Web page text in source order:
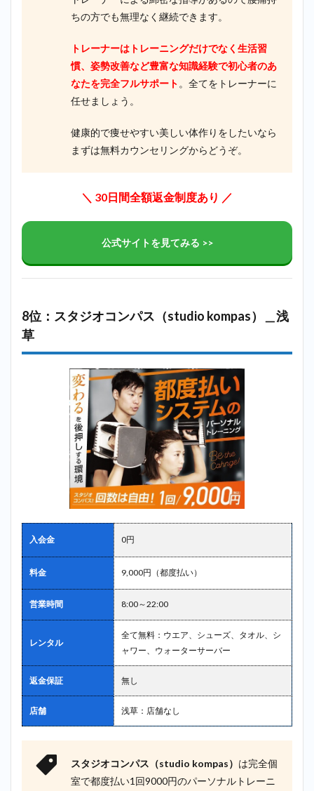
ちの方でも無理なく継続できます。
トレーナーはトレーニングだけでなく生活習
慣、姿勢改善など豊富な知識経験で初心者のあ
なたを完全フルサポート 。全てをトレーナーに
任せましょう。
健康的で痩せやすい美しい体作りをしたいなら
まずは無料カウンセリングからどうぞ。
＼ 30日間全額返金制度あり ／
公式サイトを見てみる >>
8位：スタジオコンパス（studio kompas）＿浅
草
入会金 0円
料金 9,000円（都度払い）
営業時間 8:00～22:00
レンタル
全て無料：ウエア、シューズ、タオル、シ
ャワー、ウォーターサーバー
返金保証 無し
店舗 浅草：店舗なし
スタジオコンパス（studio kompas） は完全個
室で都度払い1回9000円のパーソナルトレーニ